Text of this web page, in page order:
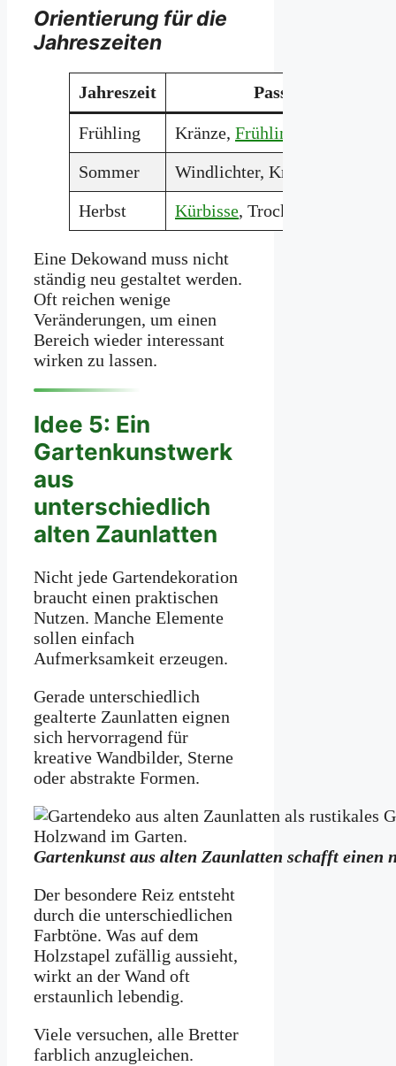
Orientierung für die
Jahreszeiten
Jahreszeit Passende
Frühling Kränze, Frühlingsblumen
Sommer
Windlichter, Kräuterbündel,
Herbst
Kürbisse, Trockenblumen,
Eine Dekowand muss nicht
ständig neu gestaltet werden.
Oft reichen wenige
Veränderungen, um einen
Bereich wieder interessant
wirken zu lassen.
Idee 5: Ein
Gartenkunstwerk
aus
unterschiedlich
alten Zaunlatten
Nicht jede Gartendekoration
braucht einen praktischen
Nutzen. Manche Elemente
sollen einfach
Aufmerksamkeit erzeugen.
Gerade unterschiedlich
gealterte Zaunlatten eignen
sich hervorragend für
kreative Wandbilder, Sterne
oder abstrakte Formen.
Gartenkunst aus alten Zaunlatten schafft einen
Der besondere Reiz entsteht
durch die unterschiedlichen
Farbtöne. Was auf dem
Holzstapel zufällig aussieht,
wirkt an der Wand oft
erstaunlich lebendig.
Viele versuchen, alle Bretter
farblich anzugleichen.